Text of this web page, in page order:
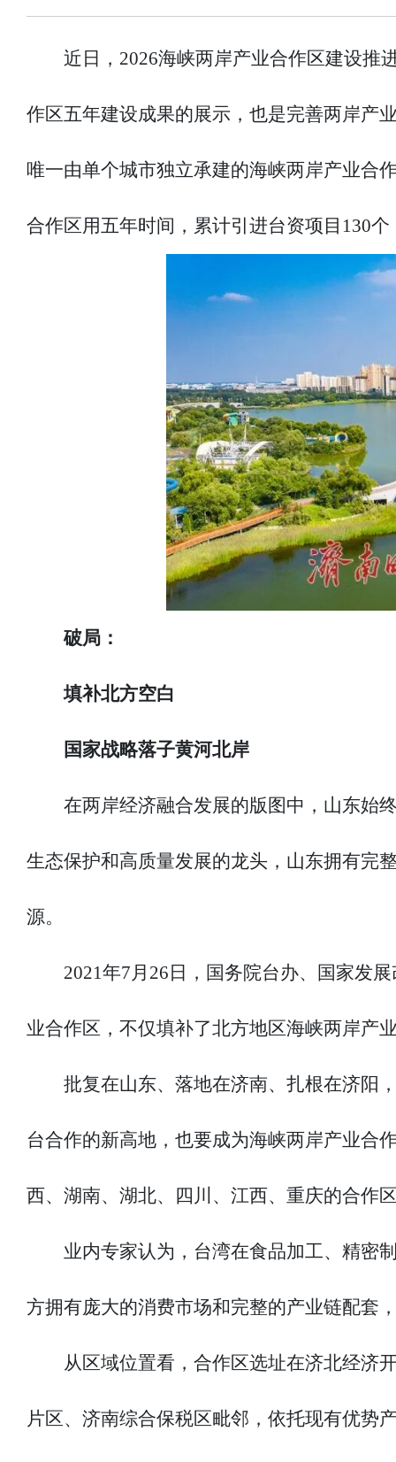
近日，2026海峡两岸产业合作区建设推
作区五年建设成果的展示，也是完善两岸产
唯一由单个城市独立承建的海峡两岸产业合
合作区用五年时间，累计引进台资项目130
破局：
填补北方空白
国家战略落子黄河北岸
在两岸经济融合发展的版图中，山东始
生态保护和高质量发展的龙头，山东拥有完
源。
2021年7月26日，国务院台办、国家发
业合作区，不仅填补了北方地区海峡两岸产
批复在山东、落地在济南、扎根在济阳
台合作的新高地，也要成为海峡两岸产业合
西、湖南、湖北、四川、江西、重庆的合作
业内专家认为，台湾在食品加工、精密
方拥有庞大的消费市场和完整的产业链配套
从区域位置看，合作区选址在济北经济
片区、济南综合保税区毗邻，依托现有优势